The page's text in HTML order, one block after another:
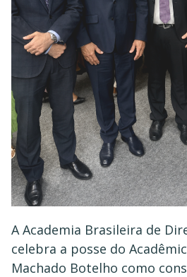
A Academia Brasileira de
celebra a posse do
Machado Botelho como